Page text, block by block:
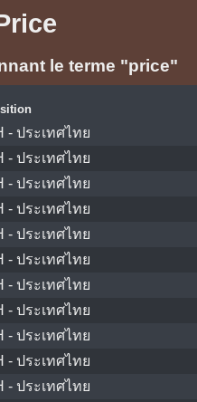
le terme "price"
- ประเทศไทย
- ประเทศไทย
- ประเทศไทย
- ประเทศไทย
- ประเทศไทย
- ประเทศไทย
- ประเทศไทย
- ประเทศไทย
- ประเทศไทย
- ประเทศไทย
- ประเทศไทย